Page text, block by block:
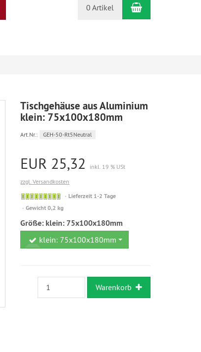
0 Artikel Warenkorb
Tischgehäuse aus Aluminium
klein: 75x100x180mm
Art.Nr.: GEH-50-Rt5Neutral
EUR 25,32
inkl. 19 % USt
zzgl. Versandkosten
Sofort
ausreichende
Stückzahl
Lieferzeit 1-2 Tage
Gewicht 0,2 kg
Größe: klein: 75x100x180mm
klein: 75x100x180mm
Warenkorb